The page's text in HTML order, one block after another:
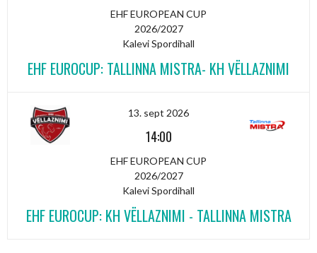
EHF EUROPEAN CUP
2026/2027
Kalevi Spordihall
EHF EUROCUP: TALLINNA MISTRA- KH VËLLAZNIMI
13. sept 2026
14:00
EHF EUROPEAN CUP
2026/2027
Kalevi Spordihall
EHF EUROCUP: KH VËLLAZNIMI - TALLINNA MISTRA